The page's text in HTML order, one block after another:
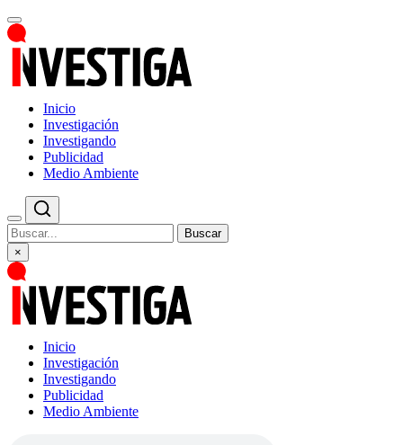
Inicio
Investigación
Investigando
Publicidad
Medio Ambiente
Buscar
×
Inicio
Investigación
Investigando
Publicidad
Medio Ambiente